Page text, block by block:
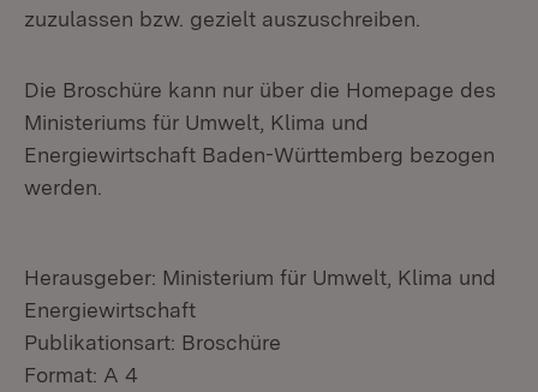
zuzulassen bzw. gezielt auszuschreiben.
Die Broschüre kann nur über die Homepage des
Ministeriums für Umwelt, Klima und
Energiewirtschaft Baden-Württemberg bezogen
werden.
Herausgeber: Ministerium für Umwelt, Klima und
Energiewirtschaft
Publikationsart: Broschüre
Format: A 4